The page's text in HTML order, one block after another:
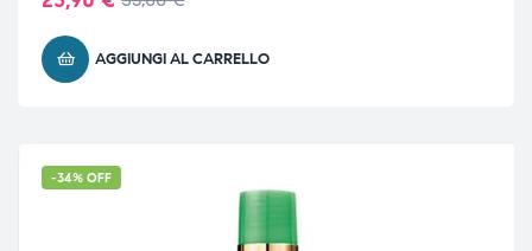
AGGIUNGI AL CARRELLO
-34% OFF